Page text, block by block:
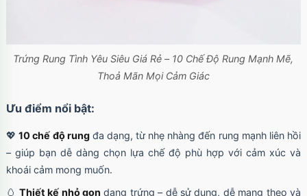
Trứng Rung Tình Yêu Siêu Giá Rẻ – 10 Chế Độ Rung Mạnh Mẽ,
Thoả Mãn Mọi Cảm Giác
Ưu điểm nổi bật:
💖10 chế độ rungđa dạng, từ nhẹ nhàng đến rung mạnh liên hồi
– giúp bạn dễ dàng chọn lựa chế độ phù hợp với cảm xúc và
khoái cảm mong muốn.
🥚 Thiết kế nhỏ gọn dạng trứng – dễ sử dụng, dễ mang theo và